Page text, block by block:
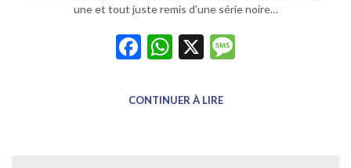
une et tout juste remis d’une série noire…
Facebook
WhatsApp
X
CONTINUER À LIRE